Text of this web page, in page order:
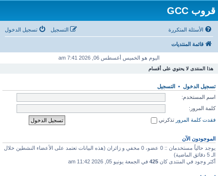
قروب GCC
الأسئلة المتكررة تسجيل الدخول التسجيل
قائمة المنتديات
اليوم هو الخميس أغسطس 06, 2026 7:41 am
هذا المنتدى لا يحتوي على أقسام
تسجيل الدخول • التسجيل
اسم المستخدم:
كلمة المرور:
فقدت كلمة المرور تذكرني
الموجودون الآن
يوجد حالياً مستخدمان :: 0 عضو، 0 مخفي و زائران (هذه البيانات تعتمد على الأعضاء النشطين خلال
الـ 5 دقائق الماضية)
أكثر وجود في المنتدى كان 425 في الجمعة يونيو 05, 2026 11:42 am